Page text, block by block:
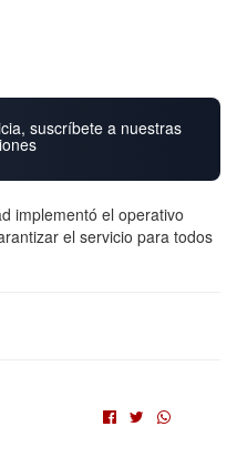
suscríbete a nuestras
implementó el operativo
el servicio para todos